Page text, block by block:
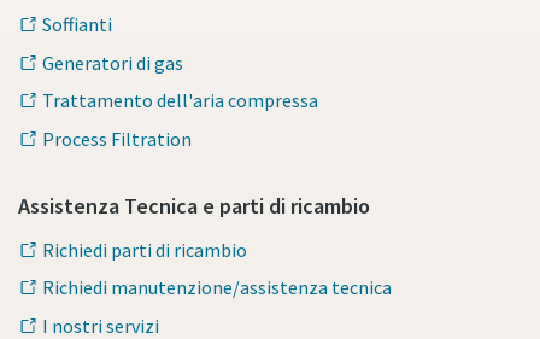
Soffianti
Generatori di gas
Trattamento dell'aria compressa
Process Filtration
Assistenza Tecnica e parti di ricambio
Richiedi parti di ricambio
Richiedi manutenzione/assistenza tecnica
I nostri servizi